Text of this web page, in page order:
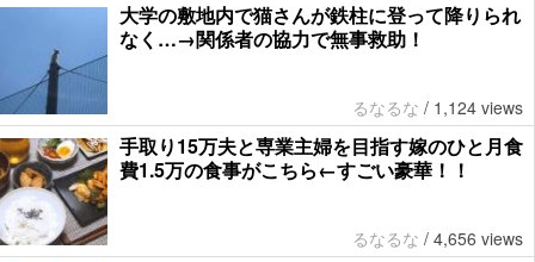
大学の敷地内で猫さんが鉄柱に登って降りられ
なく…→関係者の協力で無事救助！
るなるな / 1,124 views
手取り15万夫と専業主婦を目指す嫁のひと月食
費1.5万の食事がこちら←すごい豪華！！
るなるな / 4,656 views